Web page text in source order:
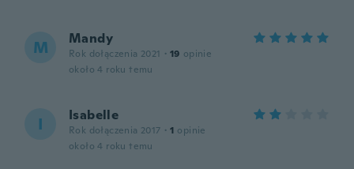
M Mandy
Rok dołączenia 2021 · 19 opinie
około 4 roku temu
I Isabelle
Rok dołączenia 2017 · 1 opinie
około 4 roku temu